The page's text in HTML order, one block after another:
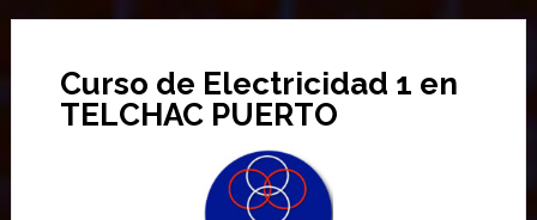
Curso de Electricidad 1 en
TELCHAC PUERTO